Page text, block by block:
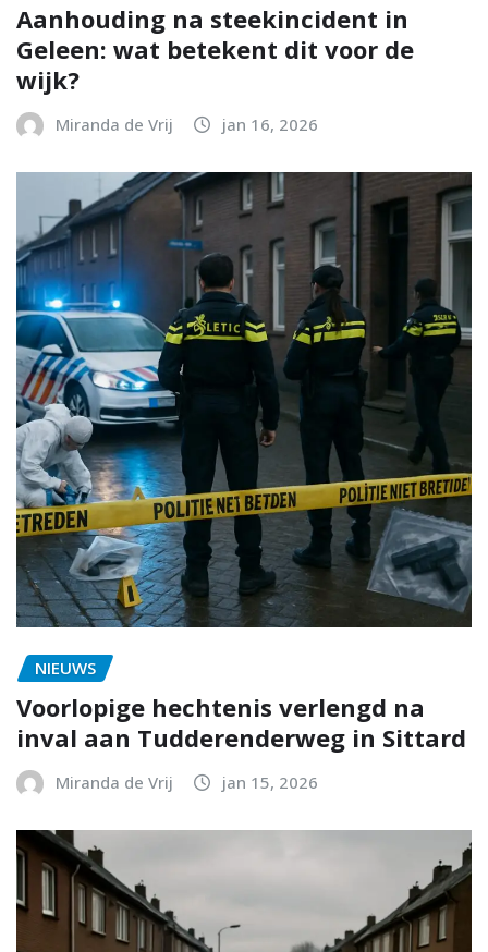
Aanhouding na steekincident in
Geleen: wat betekent dit voor de
wijk?
Miranda de Vrij jan 16, 2026
NIEUWS
Voorlopige hechtenis verlengd na
inval aan Tudderenderweg in Sittard
Miranda de Vrij jan 15, 2026